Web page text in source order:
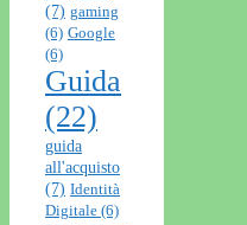
(7) gaming
(6) Google
(6)
Guida
(22)
guida
all'acquisto
(7) Identità
Digitale (6)